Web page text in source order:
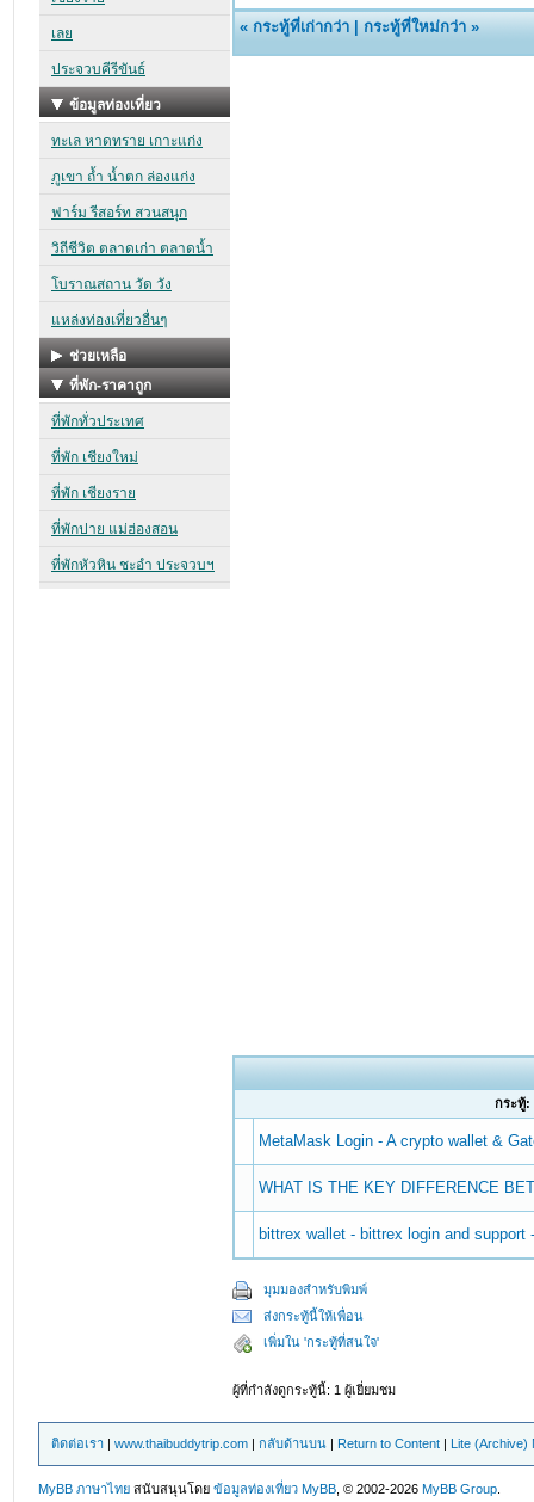
«กระทู้ที่เก่ากว่า |กระทู้ที่ใหม่กว่า »
กระทู้:
MetaMask Login - A crypto wallet &
WHAT IS THE KEY DIFFERENCE
bittrex wallet - bittrex login and support
มุมมองสำหรับพิมพ์
ส่งกระทู้นี้ให้เพื่อน
เพิ่มใน 'กระทู้ที่สนใจ'
ผู้ที่กำลังดูกระทู้นี้: 1 ผู้เยี่ยมชม
ติดต่อเรา |www.thaibuddytrip.com |กลับด้านบน | Return to Content | Lite (Archive)
MyBB ภาษาไทย สนับสนุนโดยข้อมูลท่องเที่ยว MyBB , © 2002-2026MyBB Group